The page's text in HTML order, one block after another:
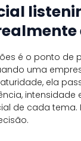
é o ponto de
uma
ela
intensidade
de cada tema.